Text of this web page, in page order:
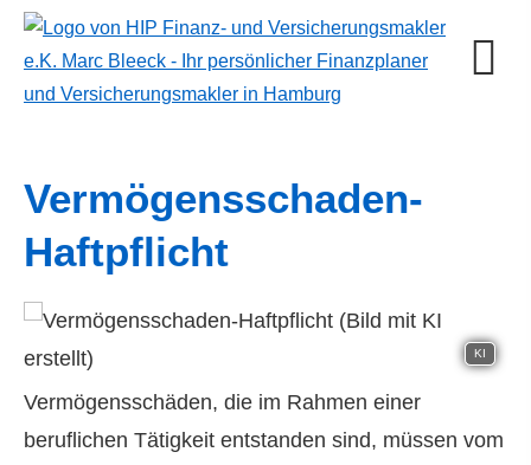
Vermögensschaden-
Haft­pflicht
KI
Vermögensschäden, die im Rahmen einer
beruflichen Tätigkeit entstanden sind, müssen vom